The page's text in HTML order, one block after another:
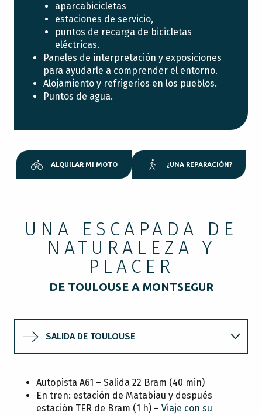
aparcabicicletas
estaciones de servicio,
puntos de recarga de bicicletas
eléctricas.
Paneles de interpretación y exposiciones
para ayudarle a comprender el entorno.
Alojamiento y refrigerios en los pueblos.
Puntos de agua.
ALQUILAR MI MOTO ¿UNA REPARACIÓN?
UNA ESCAPADA DE
NATURALEZA Y
PLACER
DE TOULOUSE A MONTSEGUR
SALIDA DE TOULOUSE
COME
Autopista A61 – Salida 22 Bram (40 min)
En tren: estación de Matabiau y después
estación TER de Bram (1 h) – Viaje con su